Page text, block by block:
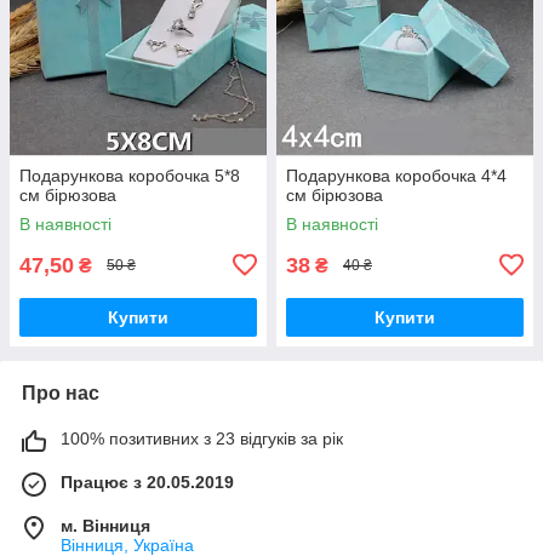
Подарункова коробочка 5*8
см бірюзова
В наявності
47,50 ₴ 50 ₴
Купити
Подарункова коробочка 4*4
см бірюзова
В наявності
38 ₴ 40 ₴
Купити
Про нас
100% позитивних з 23 відгуків за рік
Працює з 20.05.2019
м. Вінниця
Вінниця, Україна